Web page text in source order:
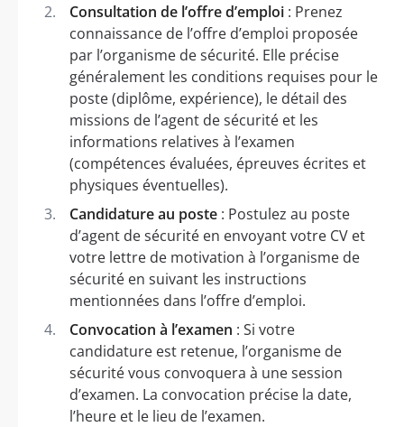
Consultation de l’offre d’emploi : Prenez
connaissance de l’offre d’emploi proposée
par l’organisme de sécurité. Elle précise
généralement les conditions requises pour le
poste (diplôme, expérience), le détail des
missions de l’agent de sécurité et les
informations relatives à l’examen
(compétences évaluées, épreuves écrites et
physiques éventuelles).
Candidature au poste : Postulez au poste
d’agent de sécurité en envoyant votre CV et
votre lettre de motivation à l’organisme de
sécurité en suivant les instructions
mentionnées dans l’offre d’emploi.
Convocation à l’examen : Si votre
candidature est retenue, l’organisme de
sécurité vous convoquera à une session
d’examen. La convocation précise la date,
l’heure et le lieu de l’examen.